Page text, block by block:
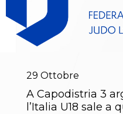
Classifica Società
29 Ottobre
A Capodistria 3
l’Italia U18 sale a